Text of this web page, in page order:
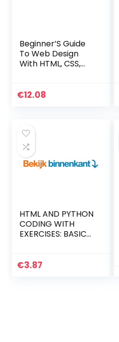
Beginner’S Guide
To Web Design
With HTML, CSS,
Edition) Kindle-
€12.08
HTML AND PYTHON
CODING WITH
EXERCISES: BASICS
FOR EXAMS AND
€3.87